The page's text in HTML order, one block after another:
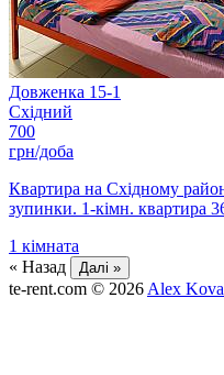
Довженка 15-1
Східний
700
грн/доба
Квартира на Східному
зупинки. 1-кімн. квартира
1 кімната
« Назад
Далі »
te-rent.com © 2026 Alex